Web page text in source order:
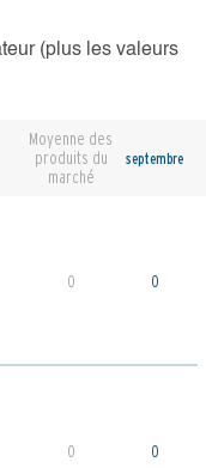
(plus les valeurs
Moyenne des
produits du
marché
septembre
0 0
0 0